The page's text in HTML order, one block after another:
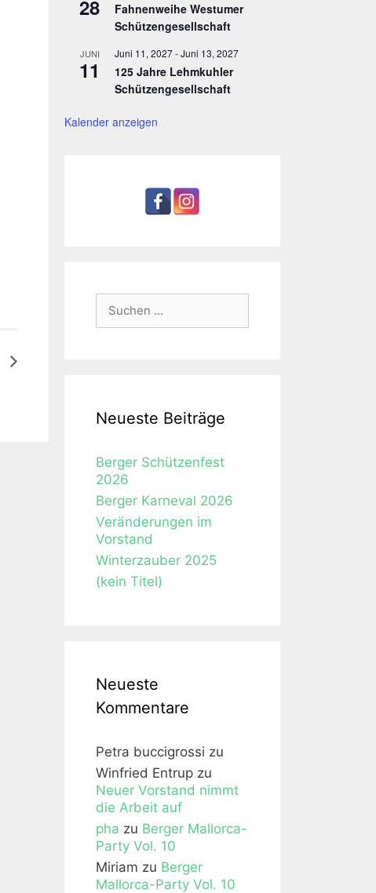
28
Fahnenweihe Westumer
Schützengesellschaft
JUNI
11
Juni 11, 2027-Juni 13, 2027
125 Jahre Lehmkuhler
Schützengesellschaft
Kalender anzeigen
nach:
Neueste Beiträge
Berger Schützenfest
2026
Berger Karneval 2026
Veränderungen im
Vorstand
Winterzauber 2025
(kein Titel)
Neueste
Kommentare
Petra buccigrossi zu
Winfried Entrup zu
Neuer Vorstand nimmt
die Arbeit auf
pha zu Berger Mallorca-
Party Vol. 10
Miriam zu Berger
Mallorca-Party Vol. 10